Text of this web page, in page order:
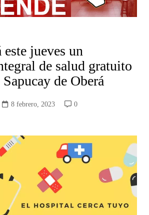
este jueves un
de salud gratuito
de Oberá
8 febrero, 2023
0